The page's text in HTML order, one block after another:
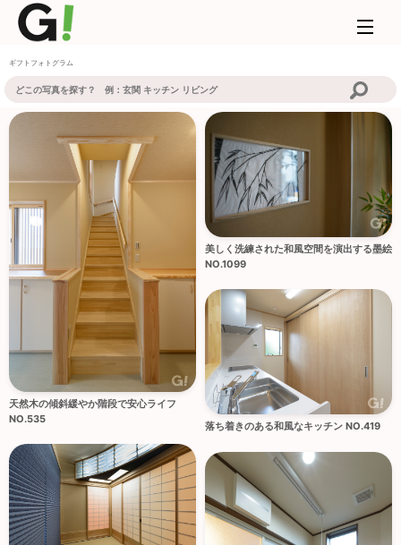
ギフトフォトグラム
天然木の傾斜緩やか階段で安心ライフ
NO.535
美しく洗練された和風空間を演出する墨絵
NO.1099
落ち着きのある和風なキッチン NO.419